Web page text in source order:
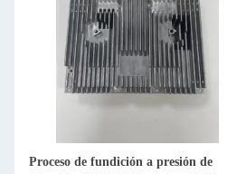
Proceso de fundición a presión de